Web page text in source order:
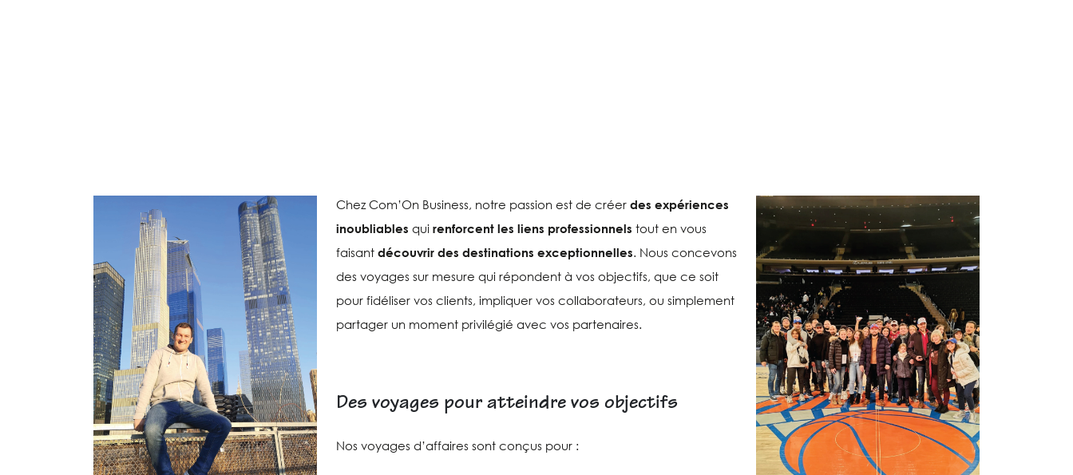
Chez Com’On Business, notre passion est de créer des expériences
inoubliables qui renforcent les liens professionnels tout en vous
faisant découvrir des destinations exceptionnelles. Nous concevons
des voyages sur mesure qui répondent à vos objectifs, que ce soit
pour fidéliser vos clients, impliquer vos collaborateurs, ou simplement
partager un moment privilégié avec vos partenaires.
Des voyages pour atteindre vos objectifs
Nos voyages d’affaires sont conçus pour :